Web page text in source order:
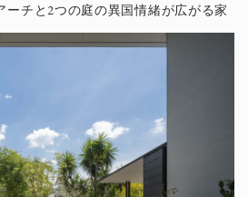
ーチと2つの庭の異国情緒が広がる家